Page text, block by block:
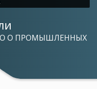
О ПРОМЫШЛЕННЫХ